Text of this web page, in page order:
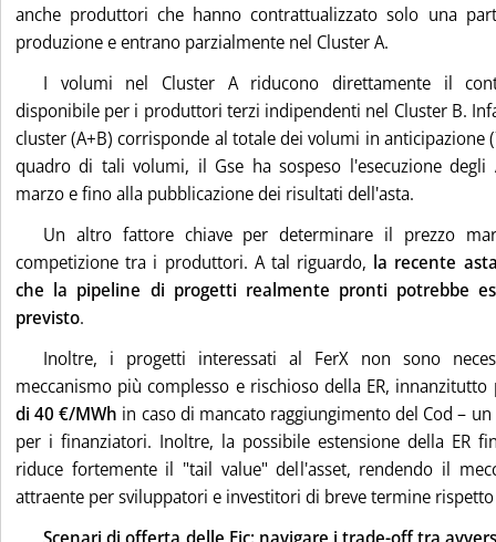
anche produttori che hanno contrattualizzato solo una
produzione e entrano parzialmente nel Cluster A.
I volumi nel Cluster A riducono direttamente il
disponibile per i produttori terzi indipendenti nel Cluster B.
cluster (A+B) corrisponde al totale dei volumi in anticipazione
quadro di tali volumi, il Gse ha sospeso l'esecuzione
marzo e fino alla pubblicazione dei risultati dell'asta.
Un altro fattore chiave per determinare il prezzo
competizione tra i produttori. A tal riguardo, la recente
che la pipeline di progetti realmente pronti potrebbe
previsto.
Inoltre, i progetti interessati al FerX non sono
meccanismo più complesso e rischioso della ER,
di 40 €/MWh in caso di mancato raggiungimento del Cod –
per i finanziatori. Inoltre, la possibile estensione della ER
riduce fortemente il "tail value" dell'asset, rendendo il
attraente per sviluppatori e investitori di breve termine rispetto